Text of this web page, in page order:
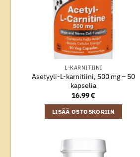
L-KARNITIINI
Asetyyli-L-karnitiini, 500 mg – 50
kapselia
16.99€
LISÄÄ OSTOSKORIIN